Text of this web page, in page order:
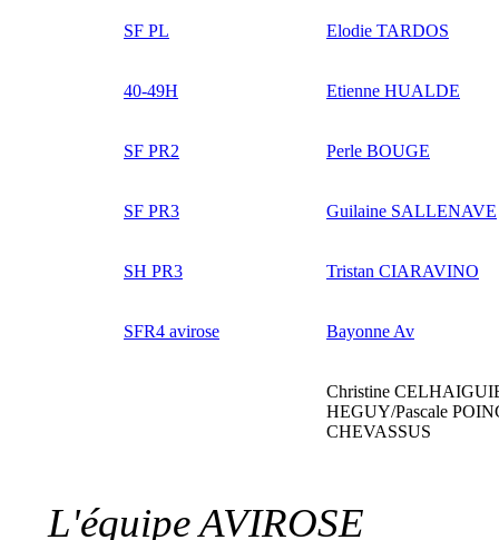
SF PL Elodie TARDOS
40-49H Etienne HUALDE
SF PR2 Perle BOUGE
SF PR3 Guilaine SALLENAVE
SH PR3 Tristan CIARAVINO
SFR4 avirose Bayonne Av
Christine
HEGUY/Pascale
CHEVASSUS
L'équipe AVIROSE